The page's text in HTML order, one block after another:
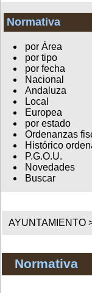
Normativa
por Área
por tipo
por fecha
Nacional
Andaluza
Local
Europea
por estado
Ordenanzas
Histórico
P.G.O.U.
Novedades
Buscar
AYUNTAMIENTO
Normativa